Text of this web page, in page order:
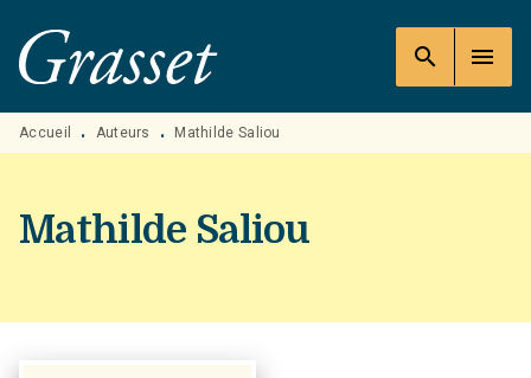
MENU RECHERCHE
PIED DE PAGE
search menu
Accueil • Auteurs • Mathilde Saliou
Mathilde Saliou